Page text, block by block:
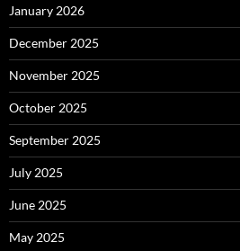
January 2026
December 2025
November 2025
October 2025
September 2025
July 2025
June 2025
May 2025